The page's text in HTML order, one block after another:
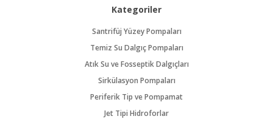
Kategoriler
Santrifüj Yüzey Pompaları
Temiz Su Dalgıç Pompaları
Atık Su ve Fosseptik Dalgıçları
Sirkülasyon Pompaları
Periferik Tip ve Pompamat
Jet Tipi Hidroforlar